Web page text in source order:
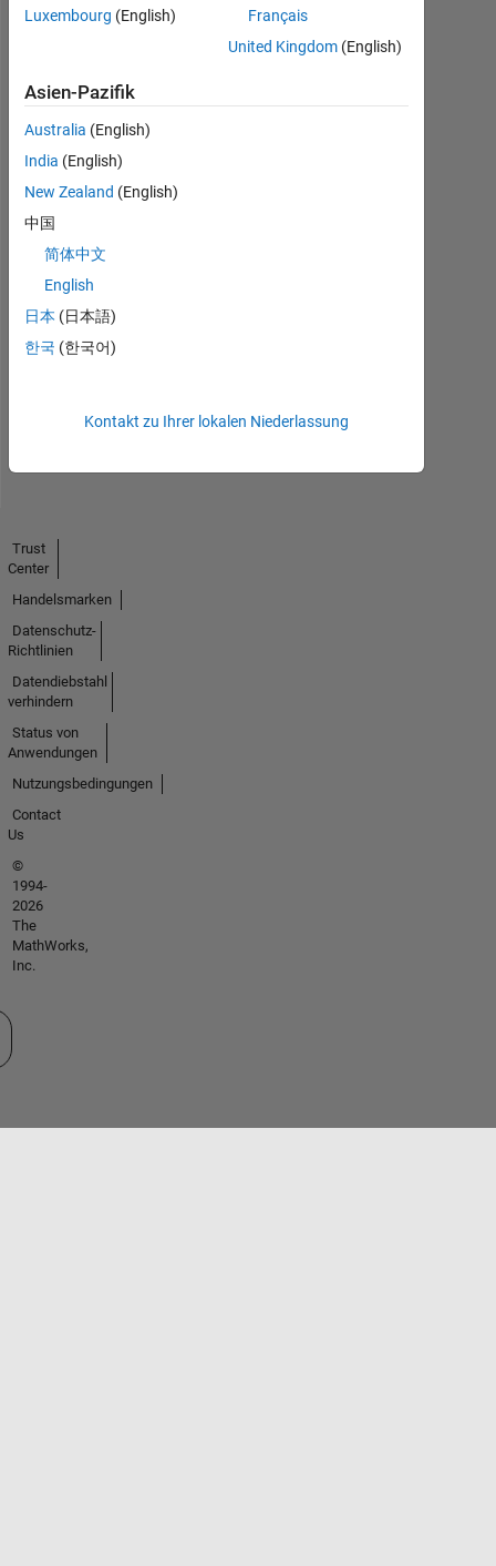
No
Endorsements
Luxembourg (English)
Français
United Kingdom (English)
Asien-Pazifik
Australia (English)
India (English)
New Zealand (English)
中国
简体中文
English
日本 (日本語)
한국 (한국어)
Kontakt zu Ihrer lokalen Niederlassung
Trust
Center
Handelsmarken
Datenschutz-
Richtlinien
Datendiebstahl
verhindern
Status von
Anwendungen
Nutzungsbedingungen
Contact
Us
©
1994-
2026
The
MathWorks,
Inc.